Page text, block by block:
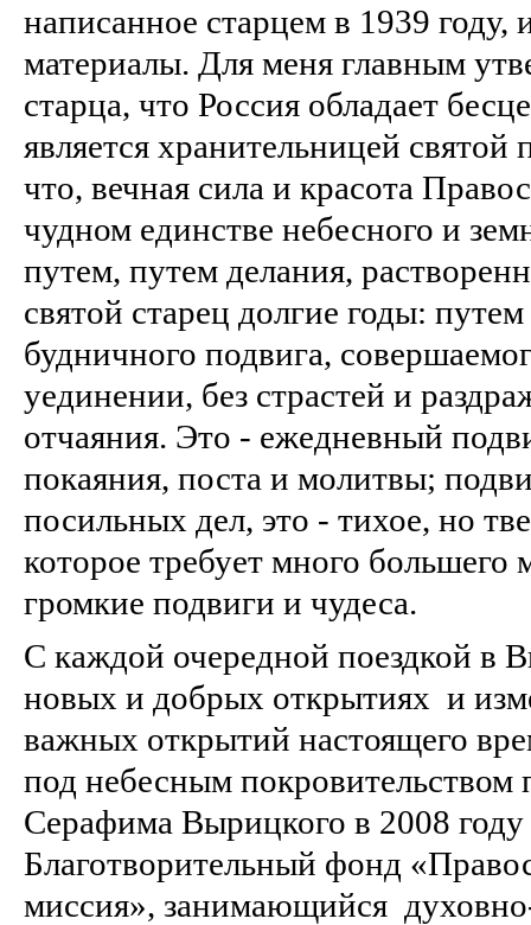
написанное старцем в 1939 году,
материалы. Для меня главным
старца, что Россия обладает
является хранительницей
что, вечная сила и красота
чудном единстве небесного и
путем, путем делания,
святой старец долгие годы:
будничного подвига,
уединении, без страстей и
отчаяния. Это - ежедневный
покаяния, поста и молитвы;
посильных дел, это - тихое, но
которое требует много
громкие подвиги и чудеса.
С каждой очередной поездкой в
новых и добрых открытиях и
важных открытий настоящего
под небесным покровительством
Серафима Вырицкого в 2008 году
Благотворительный фонд
миссия», занимающийся